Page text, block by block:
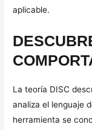
aplicable.
La teoría DISC
analiza el lenguaje
herramienta se